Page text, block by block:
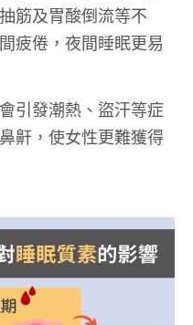
筋及胃酸倒流等不
疲倦，夜間睡眠更易
引發潮熱、盜汗等症
鼾，使女性更難獲得